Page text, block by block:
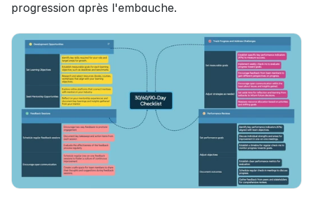
progression après l'embauche.